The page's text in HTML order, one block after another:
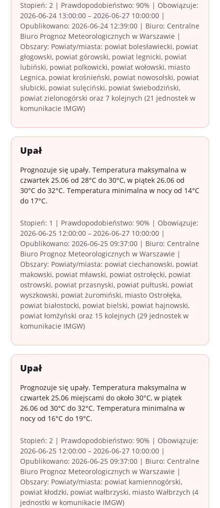
Stopień: 2 | Prawdopodobieństwo: 90% | Obowiązuje:
2026-06-24 13:00:00 – 2026-06-27 10:00:00 |
Opublikowano: 2026-06-24 12:39:00 | Biuro: Centralne
Biuro Prognoz Meteorologicznych w Warszawie |
Obszary: Powiaty/miasta: powiat bolesławiecki, powiat
głogowski, powiat górowski, powiat legnicki, powiat
lubiński, powiat polkowicki, powiat wołowski, miasto
Legnica, powiat krośnieński, powiat nowosolski, powiat
słubicki, powiat sulęciński, powiat świebodziński,
powiat zielonogórski oraz 7 kolejnych (21 jednostek w
komunikacie IMGW)
Upał
Prognozuje się upały. Temperatura maksymalna w
czwartek 25.06 od 28°C do 30°C, w piątek 26.06 od
30°C do 32°C. Temperatura minimalna w nocy od 14°C
do 17°C.
Stopień: 1 | Prawdopodobieństwo: 90% | Obowiązuje:
2026-06-25 12:00:00 – 2026-06-27 10:00:00 |
Opublikowano: 2026-06-25 09:37:00 | Biuro: Centralne
Biuro Prognoz Meteorologicznych w Warszawie |
Obszary: Powiaty/miasta: powiat ciechanowski, powiat
makowski, powiat mławski, powiat ostrołęcki, powiat
ostrowski, powiat przasnyski, powiat pułtuski, powiat
wyszkowski, powiat żuromiński, miasto Ostrołęka,
powiat białostocki, powiat bielski, powiat hajnowski,
powiat łomżyński oraz 15 kolejnych (29 jednostek w
komunikacie IMGW)
Upał
Prognozuje się upały. Temperatura maksymalna w
czwartek 25.06 miejscami do około 30°C, w piątek
26.06 od 30°C do 32°C. Temperatura minimalna w
nocy od 16°C do 19°C.
Stopień: 2 | Prawdopodobieństwo: 90% | Obowiązuje:
2026-06-25 12:00:00 – 2026-06-27 10:00:00 |
Opublikowano: 2026-06-25 09:37:00 | Biuro: Centralne
Biuro Prognoz Meteorologicznych w Warszawie |
Obszary: Powiaty/miasta: powiat kamiennogórski,
powiat kłodzki, powiat wałbrzyski, miasto Wałbrzych (4
jednostki w komunikacie IMGW)